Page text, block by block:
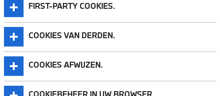
FIRST-PARTY COOKIES.
COOKIES VAN DERDEN.
COOKIES AFWIJZEN.
COOKIEBEHEER IN UW BROWSER.